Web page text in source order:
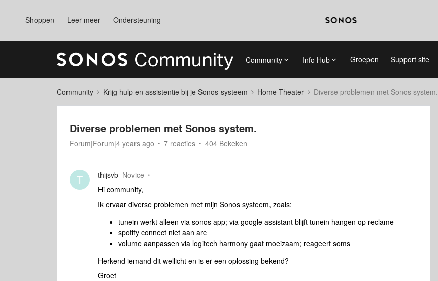
Shoppen Leer meer Ondersteuning
Community Info Hub Groepen Support site
Community Krijg hulp en assistentie bij je Sonos-systeem Home Theater Diverse problemen met Sonos system.
Diverse problemen met Sonos system.
Forum|Forum|4 years ago 7 reacties 404 Bekeken
T thijsvb Novice
Hi community,
Ik ervaar diverse problemen met mijn Sonos systeem, zoals:
tunein werkt alleen via sonos app; via google assistant blijft tunein hangen op reclame
spotify connect niet aan arc
volume aanpassen via logitech harmony gaat moeizaam; reageert soms
Herkend iemand dit wellicht en is er een oplossing bekend?
Groet